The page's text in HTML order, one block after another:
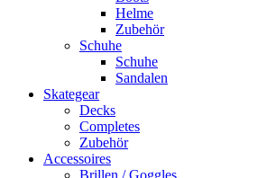
Helme
Zubehör
Schuhe
Schuhe
Sandalen
Skategear
Decks
Completes
Zubehör
Accessoires
Brillen / Goggles